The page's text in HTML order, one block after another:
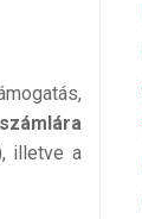
illetve a